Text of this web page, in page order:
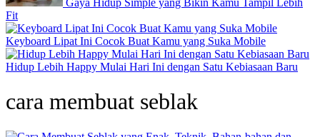
Gaya Hidup Simple yang Bikin Kamu Tampil Lebih
Fit
Keyboard Lipat Ini Cocok Buat Kamu yang Suka Mobile
Hidup Lebih Happy Mulai Hari Ini dengan Satu Kebiasaan Baru
cara membuat seblak